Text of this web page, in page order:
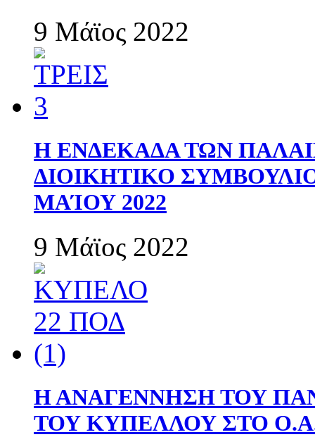
9 Μάϊος 2022
Η ΕΝΔΕΚΑΔΑ ΤΩΝ
ΔΙΟΙΚΗΤΙΚΟ
ΜΑΊΟΥ 2022
9 Μάϊος 2022
Η ΑΝΑΓΕΝΝΗΣΗ ΤΟΥ
ΤΟΥ ΚΥΠΕΛΛΟΥ ΣΤΟ